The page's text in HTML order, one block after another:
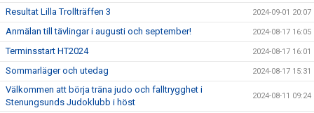
Resultat Lilla Trollträffen 3 2024-09-01 20:07
Anmälan till tävlingar i augusti och september! 2024-08-17 16:05
Terminsstart HT2024 2024-08-17 16:01
Sommarläger och utedag 2024-08-17 15:31
Välkommen att börja träna judo och falltrygghet i
Stenungsunds Judoklubb i höst
2024-08-11 09:24